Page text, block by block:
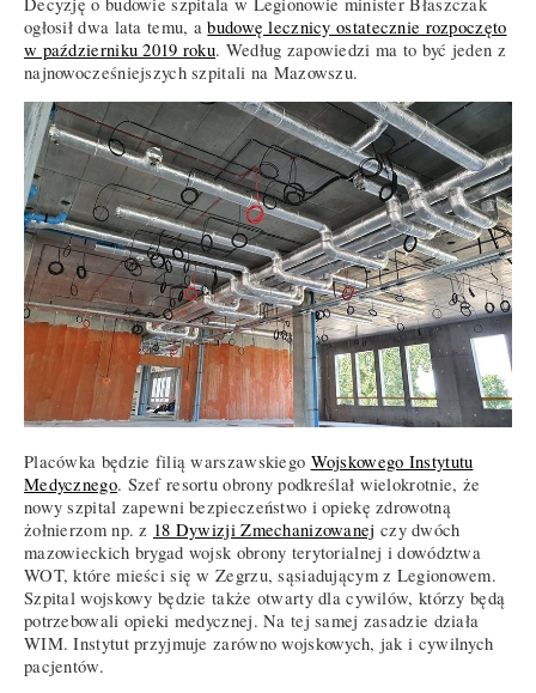
Decyzję o budowie szpitala w Legionowie minister Błaszczak
ogłosił dwa lata temu, abudowę lecznicy ostatecznie rozpoczęto
w październiku 2019 roku. Według zapowiedzi ma to być jeden z
najnowocześniejszych szpitali na Mazowszu.
Placówka będzie filią warszawskiego Wojskowego Instytutu
Medycznego. Szef resortu obrony podkreślał wielokrotnie, że
nowy szpital zapewni bezpieczeństwo i opiekę zdrowotną
żołnierzom np. z 18 Dywizji Zmechanizowanej czy dwóch
mazowieckich brygad wojsk obrony terytorialnej i dowództwa
WOT, które mieści się w Zegrzu, sąsiadującym z Legionowem.
Szpital wojskowy będzie także otwarty dla cywilów, którzy będą
potrzebowali opieki medycznej. Na tej samej zasadzie działa
WIM. Instytut przyjmuje zarówno wojskowych, jak i cywilnych
pacjentów.